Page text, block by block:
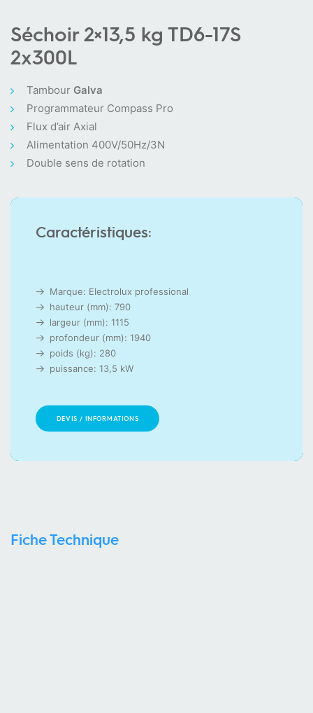
Séchoir 2×13,5 kg TD6-17S
2x300L
Tambour Galva
Programmateur Compass Pro
Flux d’air Axial
Alimentation 400V/50Hz/3N
Double sens de rotation
Caractéristiques:
Marque: Electrolux professional
hauteur (mm): 790
largeur (mm): 1115
profondeur (mm): 1940
poids (kg): 280
puissance: 13,5 kW
DEVIS / INFORMATIONS
Fiche Technique